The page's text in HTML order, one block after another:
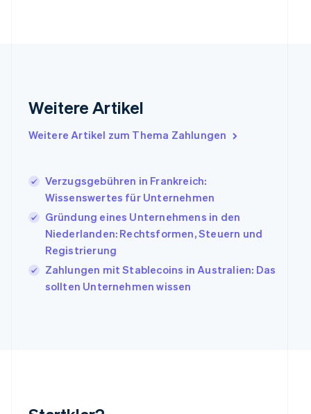
Weitere Artikel
Weitere Artikel zum Thema Zahlungen
Verzugsgebühren in Frankreich:
Wissenswertes für Unternehmen
Gründung eines Unternehmens in den
Niederlanden: Rechtsformen, Steuern und
Registrierung
Zahlungen mit Stablecoins in Australien: Das
sollten Unternehmen wissen
English
English
Japan
日本語
Kanada
English Français
Kroatien
EnglishItaliano
English
Liechtenstein